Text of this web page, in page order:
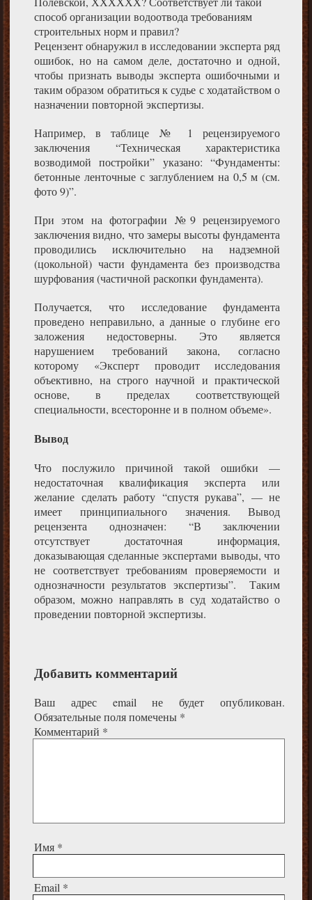
способ организации водоотвода требованиям
строительных норм и правил?
Рецензент обнаружил в исследовании эксперта ряд
ошибок, но на самом деле, достаточно и одной,
чтобы признать выводы эксперта ошибочными и
таким образом обратиться к судье с ходатайством о
назначении повторной экспертизы.
Например, в таблице № 1 рецензируемого
заключения “Техническая характеристика
возводимой постройки” указано: “Фундаменты:
бетонные ленточные с заглублением на 0,5 м (см.
фото 9)”.
При этом на фотографии №9 рецензируемого
заключения видно, что замеры высоты фундамента
проводились исключительно на надземной
(цокольной) части фундамента без производства
шурфования (частичной раскопки фундамента).
Получается, что исследование фундамента
проведено неправильно, а данные о глубине его
заложения недостоверны. Это является
нарушением требований закона, согласно
которому «Эксперт проводит исследования
объективно, на строго научной и практической
основе, в пределах соответствующей
специальности, всесторонне и в полном объеме».
Вывод
Что послужило причиной такой ошибки —
недостаточная квалификация эксперта или
желание сделать работу “спустя рукава”, — не
имеет принципиального значения. Вывод
рецензента однозначен: “В заключении
отсутствует достаточная информация,
доказывающая сделанные экспертами выводы, что
не соответствует требованиям проверяемости и
однозначности результатов экспертизы”. Таким
образом, можно направлять в суд ходатайство о
проведении повторной экспертизы.
Добавить комментарий
Ваш адрес email не будет опубликован.
Обязательные поля помечены *
Комментарий *
Имя *
Email *